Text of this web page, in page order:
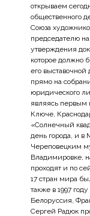
открываем
общественного
Союза
председателю
утверждения
которое должно
его выставочной
прямо на
юридического
являясь первым
Ключе,
«Солнечный
день города, и в
Череповецким
Владимировке,
проходят и по
17 стран мира
также в 1997
Белоруссия,
Сергей Радюк